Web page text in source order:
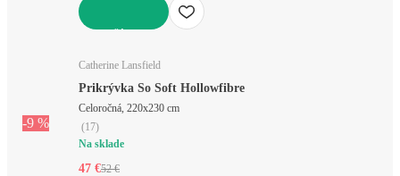
-9 %
Catherine Lansfield
Prikrývka So Soft Hollowfibre
Celoročná, 220x230 cm
(17)
Na sklade
47 €52 €